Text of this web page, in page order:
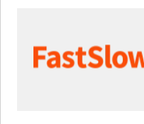
One company, one
across offices and